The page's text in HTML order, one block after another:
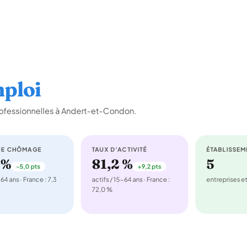
à Andert-et-Condon.
CHÔMAGE
-5,0 pts
ans · France : 7,3
TAUX D'ACTIVITÉ
81,2 % +9,2 pts
actifs / 15-64 ans · France :
72,0 %
5
entreprises